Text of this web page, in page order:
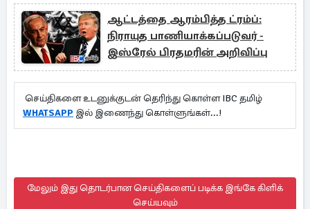
ஆட்டத்தை ஆரம்பித்த ட்ரம்ப்:
நிராயுத பாணியாக்கப்படுவர் -
இஸ்ரேல் பிரதமரின் அறிவிப்பு
செய்திகளை உடனுக்குடன் தெரிந்து கொள்ள IBC தமிழ்
WHATSAPP இல் இணைந்து கொள்ளுங்கள்...!
மேலும் இது தொடர்பான செய்திகளைப் படிக்க இங்கே கிளிக்
செய்யவும்